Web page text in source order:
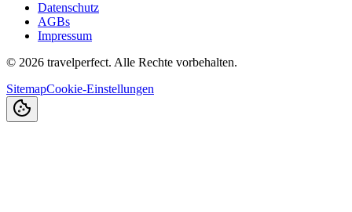
Datenschutz
AGBs
Impressum
© 2026 travelperfect. Alle Rechte vorbehalten.
SitemapCookie-Einstellungen